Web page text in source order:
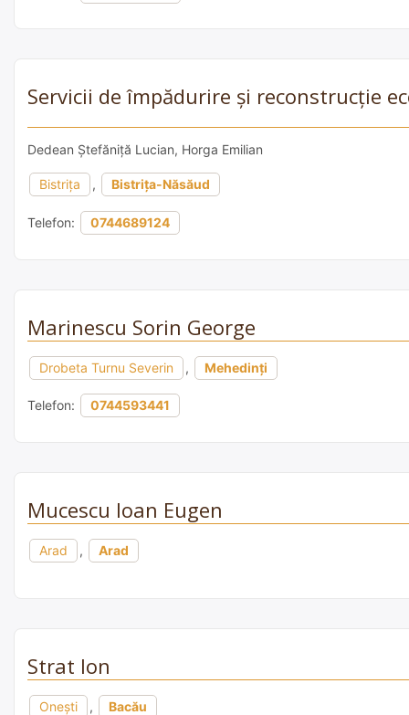
Servicii de împădurire și reconstrucție
Dedean Ștefăniță Lucian, Horga Emilian
Bistrița , Bistrița-Năsăud
Telefon: 0744689124
Marinescu Sorin George
Drobeta Turnu Severin , Mehedinți
Telefon: 0744593441
Mucescu Ioan Eugen
Arad , Arad
Strat Ion
Onești , Bacău